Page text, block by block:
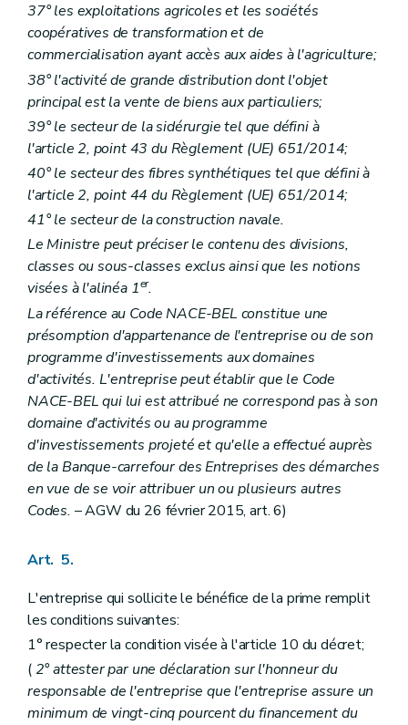
37° les exploitations agricoles et les sociétés
coopératives de transformation et de
commercialisation ayant accès aux aides à l'agriculture;
38° l'activité de grande distribution dont l'objet
principal est la vente de biens aux particuliers;
39° le secteur de la sidérurgie tel que défini à
l'article 2, point 43 du Règlement (UE) 651/2014;
40° le secteur des fibres synthétiques tel que défini à
l'article 2, point 44 du Règlement (UE) 651/2014;
41° le secteur de la construction navale.
Le Ministre peut préciser le contenu des divisions,
classes ou sous-classes exclus ainsi que les notions
visées à l'alinéa 1er.
La référence au Code NACE-BEL constitue une
présomption d'appartenance de l'entreprise ou de son
programme d'investissements aux domaines
d'activités. L'entreprise peut établir que le Code
NACE-BEL qui lui est attribué ne correspond pas à son
domaine d'activités ou au programme
d'investissements projeté et qu'elle a effectué auprès
de la Banque-carrefour des Entreprises des démarches
en vue de se voir attribuer un ou plusieurs autres
Codes. – AGW du 26 février 2015, art. 6)
Art. 5.
L'entreprise qui sollicite le bénéfice de la prime remplit
les conditions suivantes:
1° respecter la condition visée à l'article 10 du décret;
( 2° attester par une déclaration sur l'honneur du
responsable de l'entreprise que l'entreprise assure un
minimum de vingt-cinq pourcent du financement du